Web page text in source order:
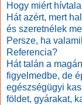
Hogy miért
Hát azért, mert
és szeretnélek
Persze, ha
Referencia?
Hát talán a
figyelmedbe, de
egészségügyi
földet, gyárakat,